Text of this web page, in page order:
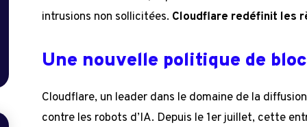
intrusions non sollicitées. Cloudflare redéfinit les
Une nouvelle politique de
Cloudflare, un leader dans le domaine de la
contre les robots d’IA. Depuis le 1er juillet, cette